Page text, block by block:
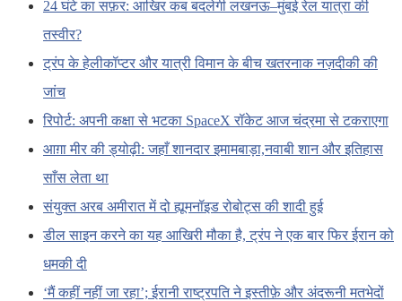
24 घंटे का सफ़र: आखिर कब बदलेगी लखनऊ–मुंबई रेल यात्रा की
तस्वीर?
ट्रंप के हेलीकॉप्टर और यात्री विमान के बीच खतरनाक नज़दीकी की
जांच
रिपोर्ट: अपनी कक्षा से भटका SpaceX रॉकेट आज चंद्रमा से टकराएगा
आग़ा मीर की ड्योढ़ी: जहाँ शानदार इमामबाड़ा,नवाबी शान और इतिहास
साँस लेता था
संयुक्त अरब अमीरात में दो ह्यूमनॉइड रोबोट्स की शादी हुई
डील साइन करने का यह आखिरी मौका है, ट्रंप ने एक बार फिर ईरान को
धमकी दी
‘मैं कहीं नहीं जा रहा’; ईरानी राष्ट्रपति ने इस्तीफ़े और अंदरूनी मतभेदों